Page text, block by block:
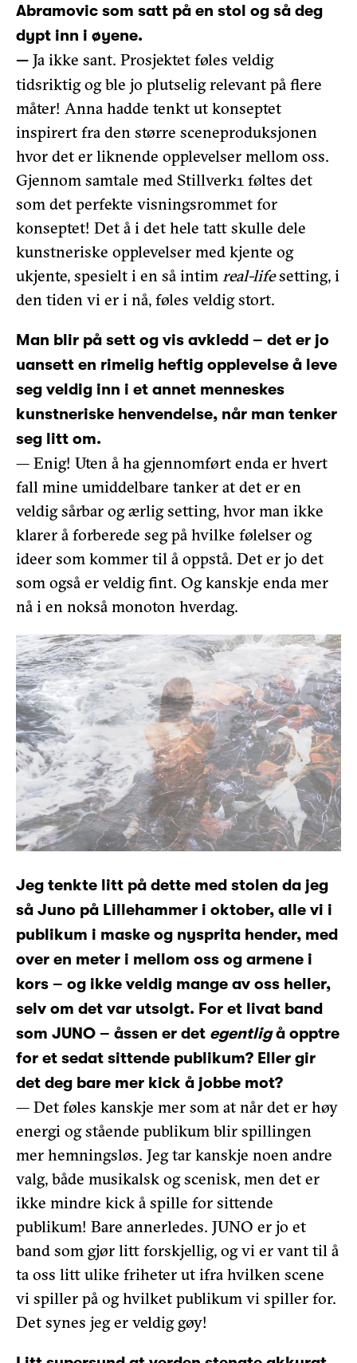
Abramovic som satt på en stol og så deg
dypt inn i øyene.
— Ja ikke sant. Prosjektet føles veldig
tidsriktig og ble jo plutselig relevant på flere
måter! Anna hadde tenkt ut konseptet
inspirert fra den større sceneproduksjonen
hvor det er liknende opplevelser mellom oss.
Gjennom samtale med Stillverk1 føltes det
som det perfekte visningsrommet for
konseptet! Det å i det hele tatt skulle dele
kunstneriske opplevelser med kjente og
ukjente, spesielt i en så intim real-lifesetting, i
den tiden vi er i nå, føles veldig stort.
Man blir på sett og vis avkledd – det er jo
uansett en rimelig heftig opplevelse å leve
seg veldig inn i et annet menneskes
kunstneriske henvendelse, når man tenker
seg litt om.
— Enig! Uten å ha gjennomført enda er hvert
fall mine umiddelbare tanker at det er en
veldig sårbar og ærlig setting, hvor man ikke
klarer å forberede seg på hvilke følelser og
ideer som kommer til å oppstå. Det er jo det
som også er veldig fint. Og kanskje enda mer
nå i en nokså monoton hverdag.
Jeg tenkte litt på dette med stolen da jeg
så Juno på Lillehammer i oktober, alle vi i
publikum i maske og nysprita hender, med
over en meter i mellom oss og armene i
kors – og ikke veldig mange av oss heller,
selv om det var utsolgt. For et livat band
som JUNO – åssen er det egentligå opptre
for et sedat sittende publikum? Eller gir
det deg bare mer kick å jobbe mot?
— Det føles kanskje mer som at når det er høy
energi og stående publikum blir spillingen
mer hemningsløs. Jeg tar kanskje noen andre
valg, både musikalsk og scenisk, men det er
ikke mindre kick å spille for sittende
publikum! Bare annerledes. JUNO er jo et
band som gjør litt forskjellig, og vi er vant til å
ta oss litt ulike friheter ut ifra hvilken scene
vi spiller på og hvilket publikum vi spiller for.
Det synes jeg er veldig gøy!